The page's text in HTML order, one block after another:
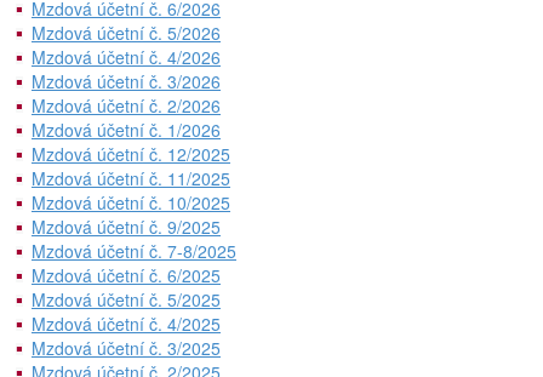
Mzdová účetní č. 6/2026
Mzdová účetní č. 5/2026
Mzdová účetní č. 4/2026
Mzdová účetní č. 3/2026
Mzdová účetní č. 2/2026
Mzdová účetní č. 1/2026
Mzdová účetní č. 12/2025
Mzdová účetní č. 11/2025
Mzdová účetní č. 10/2025
Mzdová účetní č. 9/2025
Mzdová účetní č. 7-8/2025
Mzdová účetní č. 6/2025
Mzdová účetní č. 5/2025
Mzdová účetní č. 4/2025
Mzdová účetní č. 3/2025
Mzdová účetní č. 2/2025